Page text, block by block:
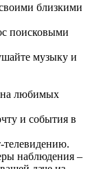
близкими
поисковыми
музыку и
на любимых
и события в
телевидению.
наблюдения –